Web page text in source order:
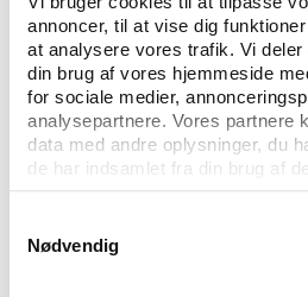
annoncer, til at vise dig
at analysere vores trafik. Vi
din brug af vores hjemmeside
for sociale medier,
analysepartnere. Vores partnere
data med andre oplysninger, du
de har indsamlet fra din brug af
Nødvendig
blandt personer uden
højt lighedsniveau, der
ressourcerne til at være
samfund med større ulighed,”
Kommunernes Landsforening.
Han påpeger dog, at